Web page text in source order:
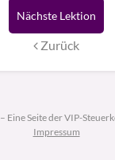
Nächste Lektion
Zurück
Seite der VIP-
Impressum